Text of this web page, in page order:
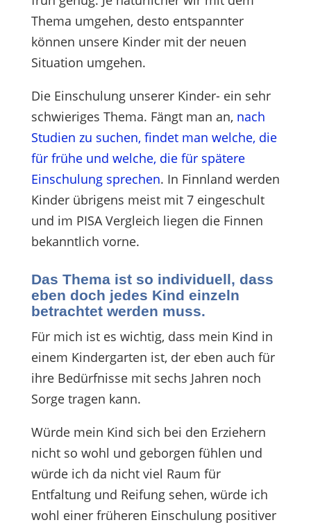
Thema umgehen, desto entspannter
können unsere Kinder mit der neuen
Situation umgehen.
Die Einschulung unserer Kinder- ein sehr
schwieriges Thema. Fängt man an, nach
Studien zu suchen, findet man welche, die
für frühe und welche, die für spätere
Einschulung sprechen. In Finnland werden
Kinder übrigens meist mit 7 eingeschult
und im PISA Vergleich liegen die Finnen
bekanntlich vorne.
Das Thema ist so individuell, dass
eben doch jedes Kind einzeln
betrachtet werden muss.
Für mich ist es wichtig, dass mein Kind in
einem Kindergarten ist, der eben auch für
ihre Bedürfnisse mit sechs Jahren noch
Sorge tragen kann.
Würde mein Kind sich bei den Erziehern
nicht so wohl und geborgen fühlen und
würde ich da nicht viel Raum für
Entfaltung und Reifung sehen, würde ich
wohl einer früheren Einschulung positiver